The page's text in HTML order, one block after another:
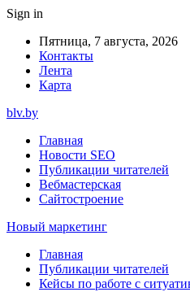
Sign in
Пятница, 7 августа, 2026
Контакты
Лента
Карта
blv.by
Главная
Новости SEO
Публикации читателей
Вебмастерская
Сайтостроение
Новый маркетинг
Главная
Публикации читателей
Кейсы по работе с